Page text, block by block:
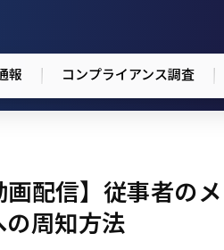
報 コンプライアンス調査
画配信】従事者の
周知方法